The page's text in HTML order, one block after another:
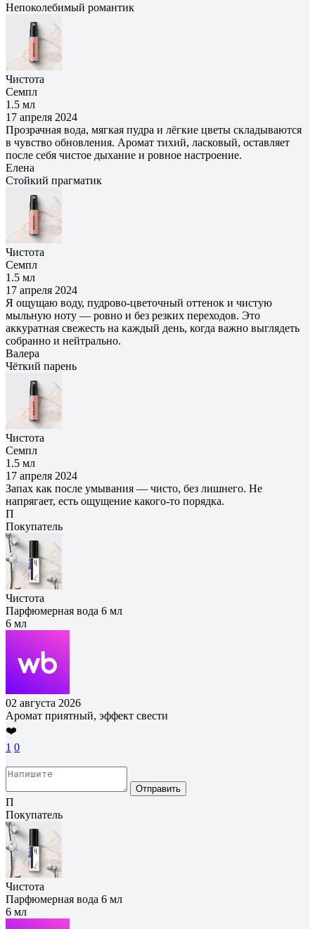
Непоколебимый романтик
Чистота
Семпл
1.5 мл
17 апреля 2024
Прозрачная вода, мягкая пудра и лёгкие цветы складываются
в чувство обновления. Аромат тихий, ласковый, оставляет
после себя чистое дыхание и ровное настроение.
Елена
Cтойкий прагматик
Чистота
Семпл
1.5 мл
17 апреля 2024
Я ощущаю воду, пудрово‑цветочный оттенок и чистую
мыльную ноту — ровно и без резких переходов. Это
аккуратная свежесть на каждый день, когда важно выглядеть
собранно и нейтрально.
Валера
Чёткий парень
Чистота
Семпл
1.5 мл
17 апреля 2024
Запах как после умывания — чисто, без лишнего. Не
напрягает, есть ощущение какого-то порядка.
П
Покупатель
Чистота
Парфюмерная вода 6 мл
6 мл
02 августа 2026
Аромат приятный, эффект свести
❤️
1 0
Отправить
П
Покупатель
Чистота
Парфюмерная вода 6 мл
6 мл